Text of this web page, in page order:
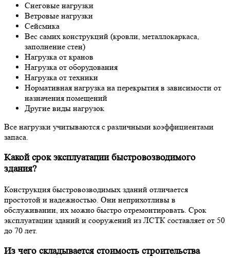
Снеговые нагрузки
Ветровые нагрузки
Сейсмика
Вес самих конструкций (кровли, металлокаркаса,
заполнение стен)
Нагрузка от кранов
Нагрузка от оборудования
Нагрузка от техники
Нормативная нагрузка на перекрытия в зависимости от
назначения помещений
Другие виды нагрузок
Все нагрузки учитываются с различными коэффициентами
запаса.
Какой срок эксплуатации быстровозводимого
здания?
Конструкция быстровозводимых зданий отличается
простотой и надежностью. Они неприхотливы в
обслуживании, их можно быстро отремонтировать. Срок
эксплуатации зданий и сооружений из ЛСТК составляет от 50
до 70 лет.
Из чего складывается стоимость строительства